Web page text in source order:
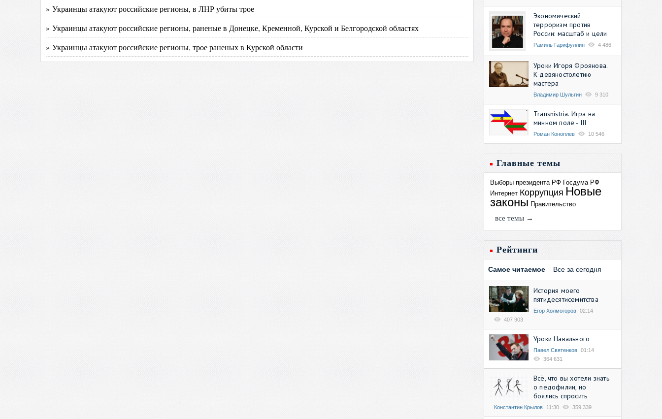
» Украинцы атакуют российские регионы, в ЛНР убиты трое
» Украинцы атакуют российские регионы, раненые в Донецке, Кременной, Курской и Белгородской областях
» Украинцы атакуют российские регионы, трое раненых в Курской области
Экономический
терроризм против
России: масштаб и цели
Рамиль Гарифуллин 4 486
Уроки Игоря Фроянова.
К девяностолетию
мастера
Владимир Шульгин 9 310
Transnistria. Игра на
минном поле - III
Роман Коноплев 10 546
Главные темы
Выборы президента РФ Госдума РФ
Интернет Коррупция Новые
законы Правительство
все темы →
Рейтинги
Самое читаемое Все за сегодня
История моего
пятидесятисемитства
Егор Холмогоров 02:14
407 903
Уроки Навального
Павел Святенков 01:14
364 631
Всё, что вы хотели знать
о педофилии, но
боялись спросить
Константин Крылов 11:30 359 339